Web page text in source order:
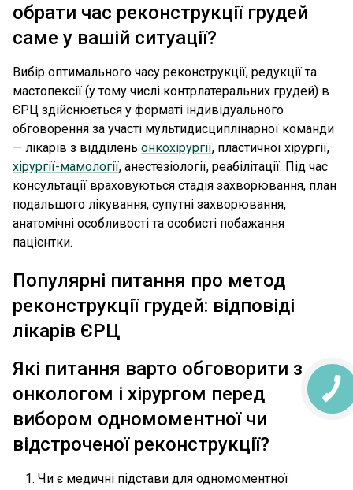
обрати час реконструкції грудей
саме у вашій ситуації?
Вибір оптимального часу реконструкції, редукції та
мастопексії (у тому числі контрлатеральних грудей) в
ЄРЦ здійснюється у форматі індивідуального
обговорення за участі мультидисциплінарної команди
— лікарів з відділень онкохірургії, пластичної хірургії,
хірургії-мамології, анестезіології, реабілітації. Під час
консультації враховуються стадія захворювання, план
подальшого лікування, супутні захворювання,
анатомічні особливості та особисті побажання
пацієнтки.
Популярні питання про метод
реконструкції грудей: відповіді
лікарів ЄРЦ
Які питання варто обговорити з
онкологом і хірургом перед
вибором одномоментної чи
відстроченої реконструкції?
Чи є медичні підстави для одномоментної